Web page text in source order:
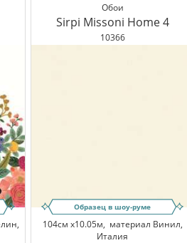
Обои
Sirpi Missoni Home 4
10366
Образец в шоу-руме
104см x10.05м, материал Винил,
Италия